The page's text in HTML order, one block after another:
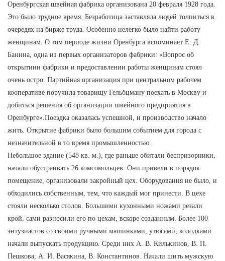
Оренбургская швейная фабрика организована 20 февраля 1928 года.
Это было трудное время. Безработица заставляла людей толпиться в
очередях на бирже труда. Особенно нелегко было найти работу
женщинам. О том периоде жизни Оренбурга вспоминает Е. Д.
Банина, одна из первых организаторов фабрики: «Вопрос об
открытиии фабрики и предоставлении работы женщинам стоял
очень остро. Партийная организация при центральном рабочем
кооперативе поручила товарищу Гельбцману поехать в Москву и
добиться решения об организации швейного предприятия в
Оренбурге».Поездка оказалась успешной, и производство начало
жить. Открытие фабрики было большим событием для города с
незначительной в то время промышленностью.
Небольшое здание (548 кв. м.), где раньше обитали беспризорники,
начали обустраивать 26 комсомольцев. Они привели в порядок
помещение, организовали закройный цех. Оборудования не было, и
обходились собственным, тем, что каждый мог принести. В цехе
стояли несколько столов. Большими кухонными ножами резали
крой, сами разносили его по цехам, вскоре созданным. Более 100
энтузиастов со своими ручными машинками, утюгами, колодками
начали выпускать продукцию. Среди них А. В. Килькинов, В. П.
Пешкова, А. И. Васякина, В. Константинов. Начали шить мужскую